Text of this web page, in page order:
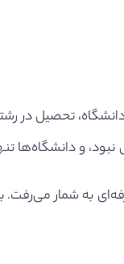
تحصیل در
و
به شمار می‌رفت.